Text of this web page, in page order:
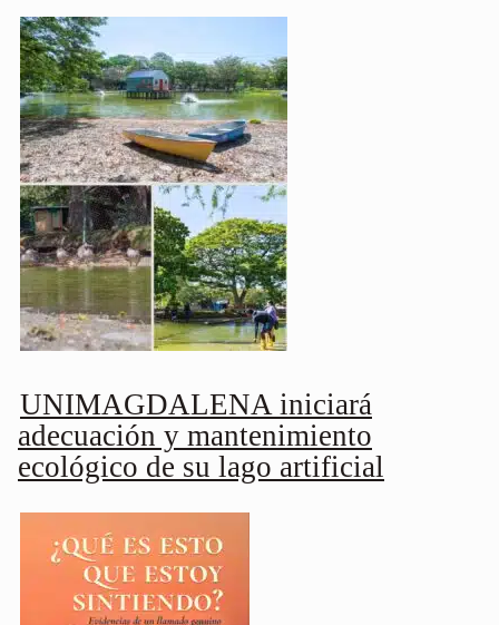
UNIMAGDALENA iniciará
adecuación y mantenimiento
ecológico de su lago artificial